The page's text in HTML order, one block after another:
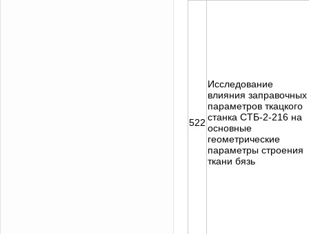
522
Исследование
влияния заправочных
параметров ткацкого
станка СТБ-2-216 на
основные
геометрические
параметры строения
ткани бязь